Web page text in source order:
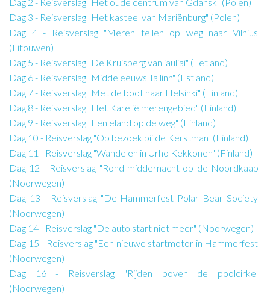
Dag 3 - Reisverslag "Het kasteel van Mariënburg" (Polen)
Dag 4 - Reisverslag "Meren tellen op weg naar Vilnius"
(Litouwen)
Dag 5 - Reisverslag "De Kruisberg van iauliai" (Letland)
Dag 6 - Reisverslag "Middeleeuws Tallinn" (Estland)
Dag 7 - Reisverslag "Met de boot naar Helsinki" (Finland)
Dag 8 - Reisverslag "Het Karelië merengebied" (Finland)
Dag 9 - Reisverslag "Een eland op de weg" (Finland)
Dag 10 - Reisverslag "Op bezoek bij de Kerstman" (Finland)
Dag 11 - Reisverslag "Wandelen in Urho Kekkonen" (Finland)
Dag 12 - Reisverslag "Rond middernacht op de Noordkaap"
(Noorwegen)
Dag 13 - Reisverslag "De Hammerfest Polar Bear Society"
(Noorwegen)
Dag 14 - Reisverslag "De auto start niet meer" (Noorwegen)
Dag 15 - Reisverslag "Een nieuwe startmotor in Hammerfest"
(Noorwegen)
Dag 16 - Reisverslag "Rijden boven de poolcirkel"
(Noorwegen)